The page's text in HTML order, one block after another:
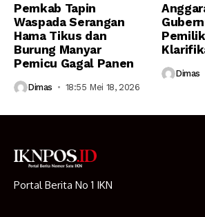
Pemkab Tapin
Waspada Serangan
Hama Tikus dan
Burung Manyar
Pemicu Gagal Panen
Dimas 18:55 Mei 18, 2026
Dimas
Portal Berita No 1 IKN